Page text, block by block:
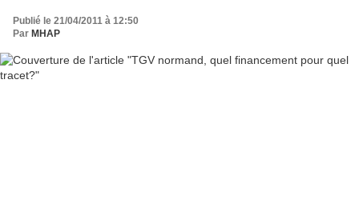
Publié le 21/04/2011 à 12:50
Par MHAP